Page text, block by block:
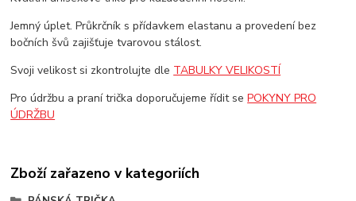
Jemný úplet. Průkrčník s přídavkem elastanu a provedení bez
bočních švů zajišťuje tvarovou stálost.
Svoji velikost si zkontrolujte dle TABULKY VELIKOSTÍ
Pro údržbu a praní trička doporučujeme řídit sePOKYNY PRO
ÚDRŽBU
Zboží zařazeno v kategoriích